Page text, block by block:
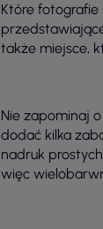
Które fotografie
także miejsce,
Nie zapominaj
dodać kilka
nadruk
więc